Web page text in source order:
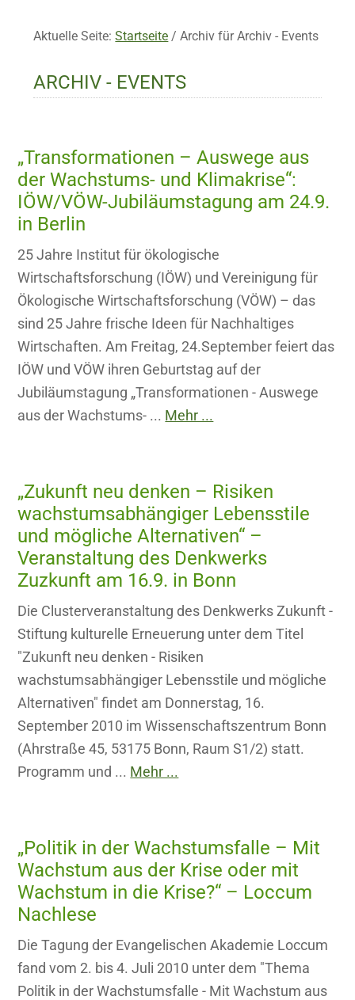
Aktuelle Seite:Startseite / Archiv für Archiv - Events
ARCHIV - EVENTS
„Transformationen – Auswege aus
der Wachstums- und Klimakrise“:
IÖW/VÖW-Jubiläumstagung am 24.9.
in Berlin
25 Jahre Institut für ökologische
Wirtschaftsforschung (IÖW) und Vereinigung für
Ökologische Wirtschaftsforschung (VÖW) – das
sind 25 Jahre frische Ideen für Nachhaltiges
Wirtschaften. Am Freitag, 24.September feiert das
IÖW und VÖW ihren Geburtstag auf der
Jubiläumstagung „Transformationen - Auswege
aus der Wachstums- ... Mehr ...
„Zukunft neu denken – Risiken
wachstumsabhängiger Lebensstile
und mögliche Alternativen“ –
Veranstaltung des Denkwerks
Zuzkunft am 16.9. in Bonn
Die Clusterveranstaltung des Denkwerks Zukunft -
Stiftung kulturelle Erneuerung unter dem Titel
"Zukunft neu denken - Risiken
wachstumsabhängiger Lebensstile und mögliche
Alternativen" findet am Donnerstag, 16.
September 2010 im Wissenschaftszentrum Bonn
(Ahrstraße 45, 53175 Bonn, Raum S1/2) statt.
Programm und ... Mehr ...
„Politik in der Wachstumsfalle – Mit
Wachstum aus der Krise oder mit
Wachstum in die Krise?“ – Loccum
Nachlese
Die Tagung der Evangelischen Akademie Loccum
fand vom 2. bis 4. Juli 2010 unter dem "Thema
Politik in der Wachstumsfalle - Mit Wachstum aus